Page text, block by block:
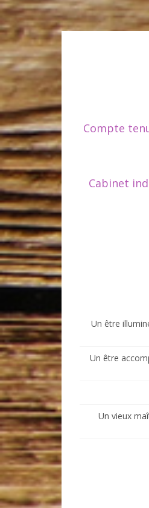
Compte
Cabinet
Un être
Un être
Un vieux